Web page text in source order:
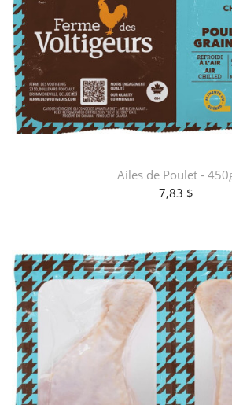
Ailes de Poulet -
7,83 $